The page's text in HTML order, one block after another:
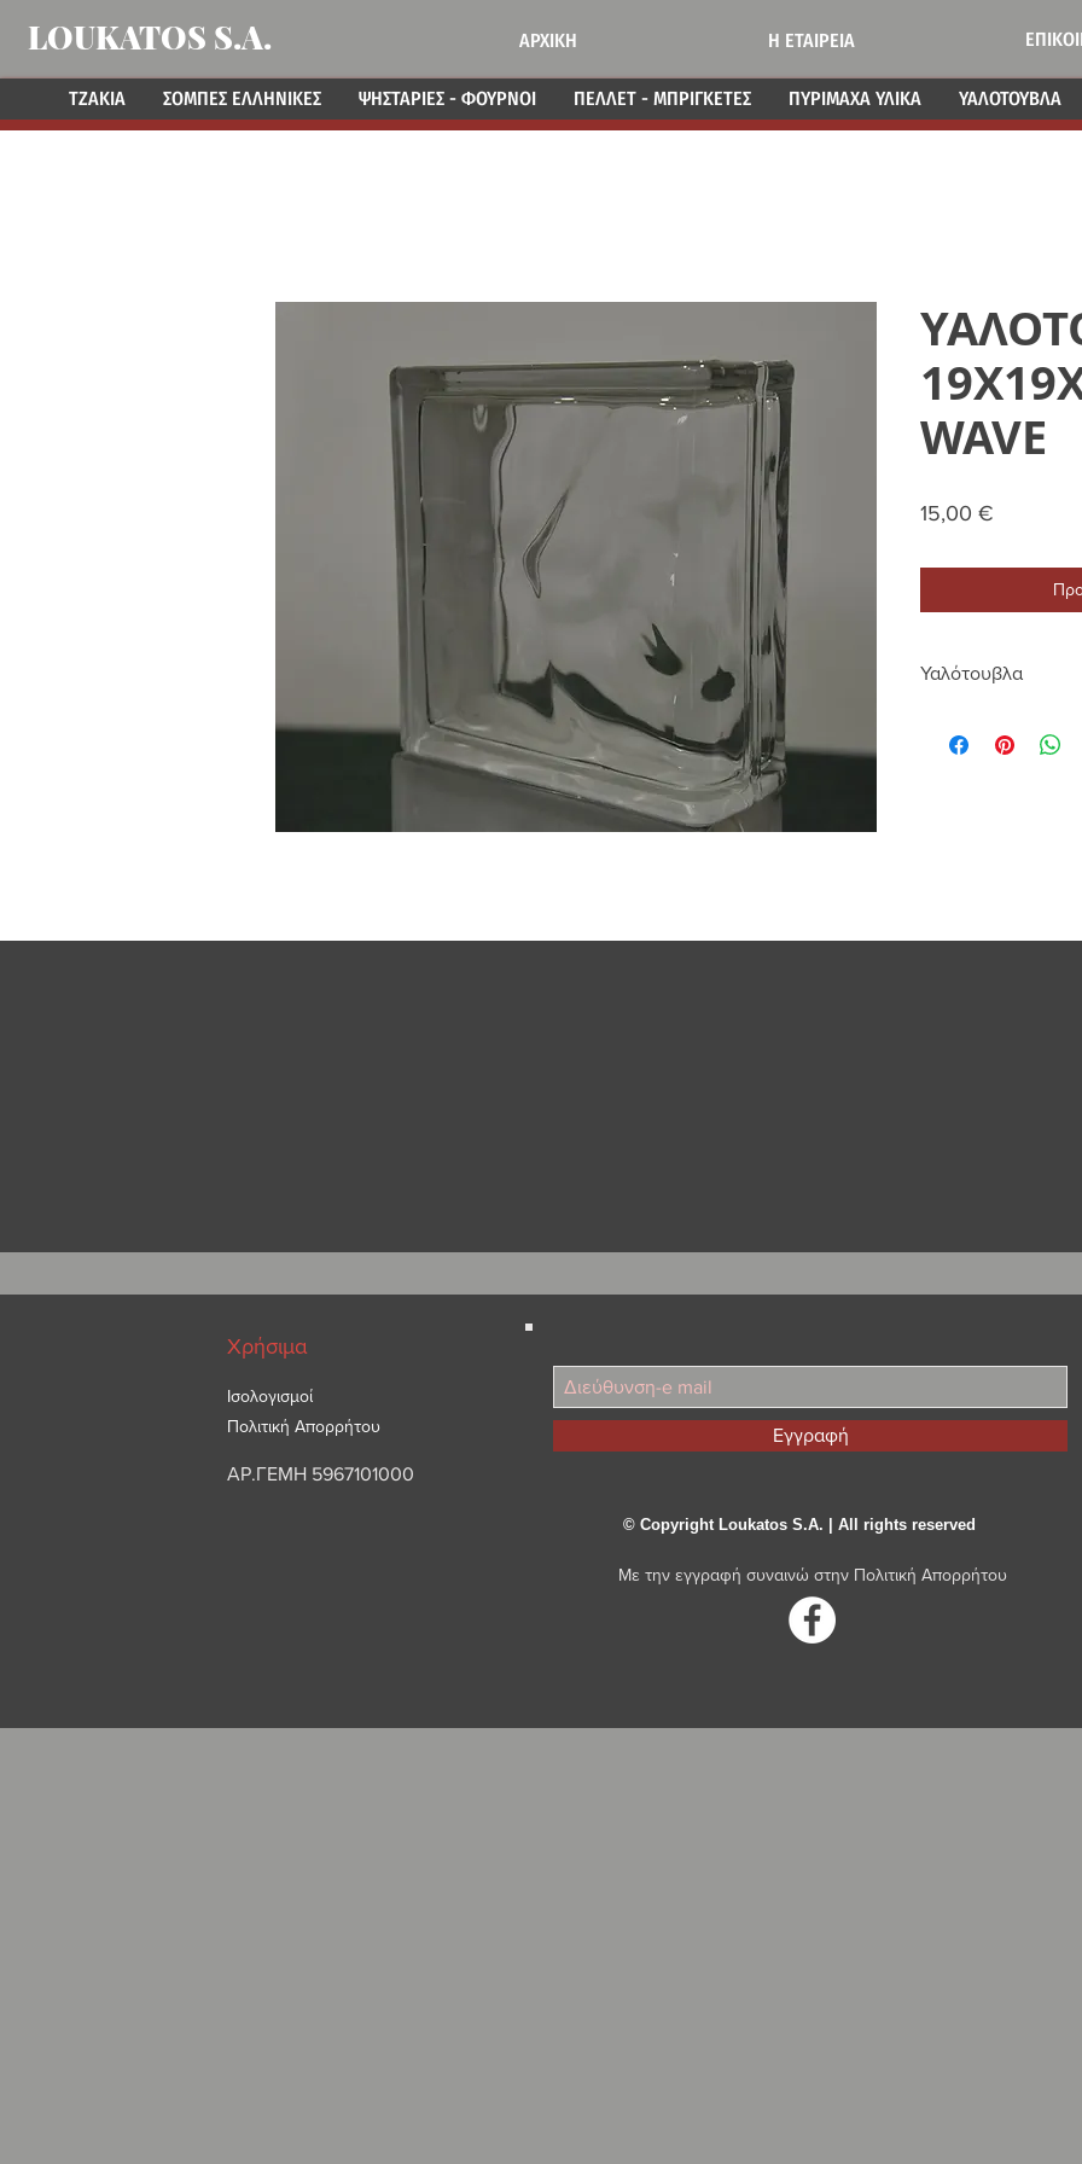
LOUKATOS S.A. ΑΡΧΙΚΗ Η ΕΤΑΙΡΕΙΑ
ΤΖΑΚΙΑ ΣΟΜΠΕΣ ΕΛΛΗΝΙΚΕΣ ΨΗΣΤΑΡΙΕΣ - ΦΟΥΡΝΟΙ ΠΕΛΛΕΤ - ΜΠΡΙΓΚΕΤΕΣ ΠΥΡΙΜΑΧΑ ΥΛΙΚΑ ΥΑΛΟΤΟΥΒΛΑ
WAVE
15,00 €
Υαλότουβλα
και της La Nordica
χώρο σας
Χρήσιμα
Ισολογισμοί
Πολιτική Απορρήτου
ΑΡ.ΓΕΜΗ 5967101000
Εγγραφή
© Copyright Loukatos S.A. | All rights reserved
Με την εγγραφή συναινώ στην Πολιτική Απορρήτου